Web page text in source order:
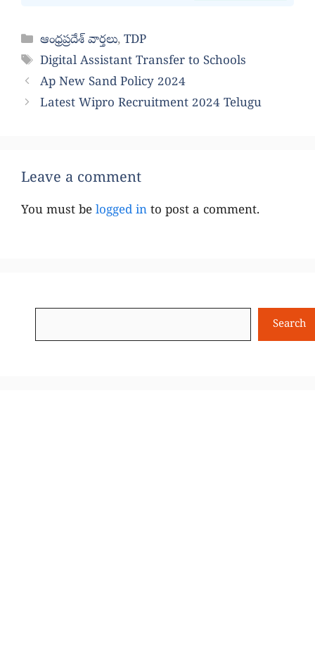
Categories
ఆంధ్రప్రదేశ్ వార్తలు,TDP
Tags
Digital Assistant Transfer to Schools
Ap New Sand Policy 2024
Latest Wipro Recruitment 2024 Telugu
Leave a comment
You must be logged in to post a comment.
Search